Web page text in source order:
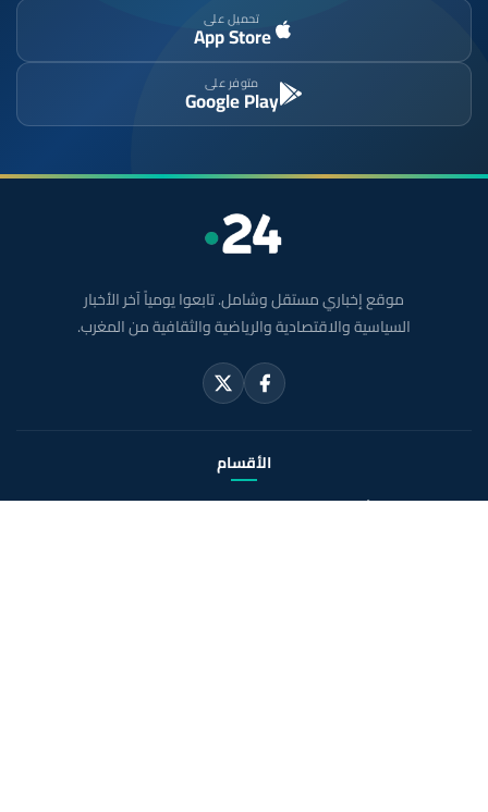
تحميل على
App Store
متوفر على
Google Play
موقع إخباري مستقل وشامل. تابعوا يومياً آخر الأخبار
السياسية والاقتصادية والرياضية والثقافية من المغرب.
الأقسام
أخبار وطنيةرياضةسياسةدوليجهاتصحة